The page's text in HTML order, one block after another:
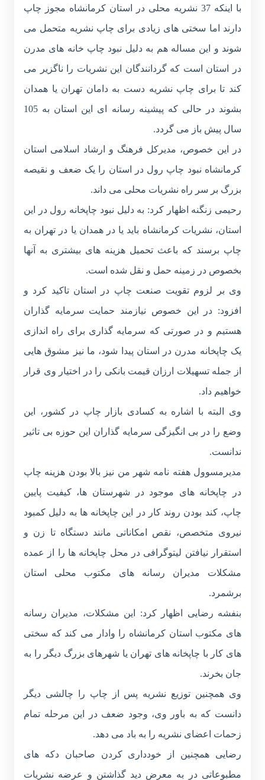
با اینکه 37 نشریه محلی در استان کرمانشاه مجوز چاپ
دارند اما سختی های زیادی برای چاپ نشریه متحمل می
شوند و این مساله هم به دلیل نبود چاپ خانه های مدرن
در استان است که گردانندگان این نشریات را ناگزیر می
کند تا برای چاپ نشریه دست به دامان تهران یا همدان
بشوند در حالی که پیشینه رسانه ای این استان به 105
سال پیش باز می گردد.
در این خصوص، مدیرکل فرهنگ و ارشاد اسلامی استان
کرمانشاه نبود چاپ رول در استان را یک ضعف و نقیصه
بزرگ بر سر راه نشریات محلی می داند.
رحیمی زنگنه اظهار کرد: به دلیل نبود چاپخانه رول در این
استان، نشریات کرمانشاه باید یا در همدان یا در تهران به
چاپ برسند که باعث تحمیل هزینه های بیشتری به آنها
بخصوص در زمینه حمل و نقل شده است.
وی بر لزوم تقویت صنعت چاپ در استان تاکید کرد و
افزود: در این خصوص نیازمند حمایت سرمایه گذاران
هستیم و در صورتی که سرمایه گذاری برای راه اندازی
یک چاپخانه مدرن در استان پیدا شود، ما نیز مشوق هایی
از جمله تسهیلات ارزان قیمت بانکی را در اختیار وی قرار
خواهیم داد.
وی البته با اشاره به کسادی بازار چاپ در کشور، این
وضع را در بی انگیزگی سرمایه گذاران این حوزه بی تاثیر
ندانست.
مدیرمسوول هفته نامه شهر من نیز بالا بودن هزینه چاپ
در چاپخانه های موجود در شهرستان ها، کیفیت پایین
چاپ، کند بودن روند کار در این چاپخانه ها به دلیل کمبود
نیروی متخصص، نقص امکاناتی مانند دستگاه تا زن و
استقرار نیافتن لیتوگرافی در محل چاپخانه ها را از عمده
مشکلات مدیران رسانه های مکتوب محلی استان
برشمرد.
بنفشه رضایی اظهار کرد: این مشکلات، مدیران رسانه
های مکتوب استان کرمانشاه را وادار می کند که سختی
های کار با چاپخانه های تهران یا شهرهای بزرگ دیگر را به
جان بخرند.
وی همچنین توزیع نشریه پس از چاپ را چالشی دیگر
دانست که به باور وی، وجود ضعف در این مرحله تمام
زحمات اعضای نشریه را به باد می دهد.
رضایی همچنین از خودداری کردن صاحبان دکه های
مطبوعاتی در به معرض دید گذاشتن و عرضه نشریات